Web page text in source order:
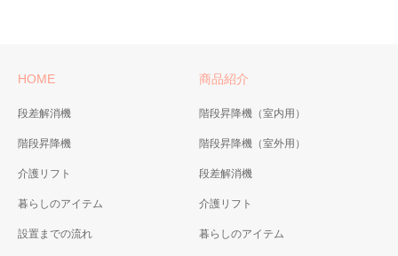
HOME
段差解消機
階段昇降機
介護リフト
暮らしのアイテム
設置までの流れ
商品紹介
階段昇降機（室内用）
階段昇降機（室外用）
段差解消機
介護リフト
暮らしのアイテム